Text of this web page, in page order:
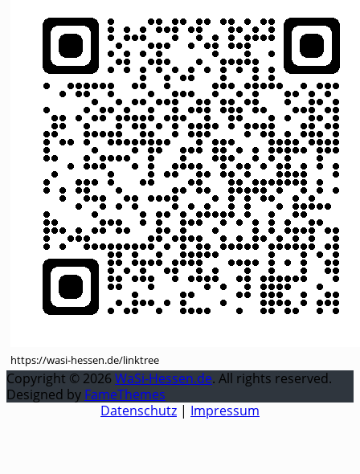
https://wasi-hessen.de/linktree
Copyright © 2026 WaSi-Hessen.de. All rights reserved.
Designed by FameThemes
Datenschutz | Impressum